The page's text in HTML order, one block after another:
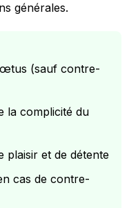
générales.
(sauf contre-
la complicité du
plaisir et de détente
cas de contre-